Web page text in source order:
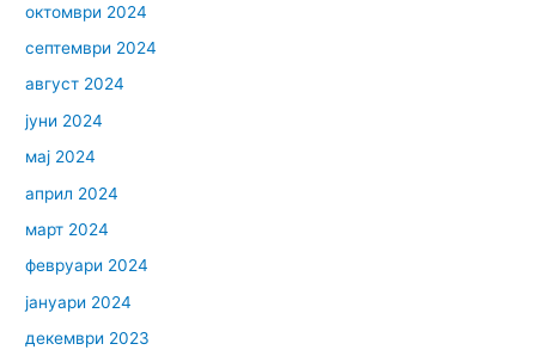
октомври 2024
септември 2024
август 2024
јуни 2024
мај 2024
април 2024
март 2024
февруари 2024
јануари 2024
декември 2023